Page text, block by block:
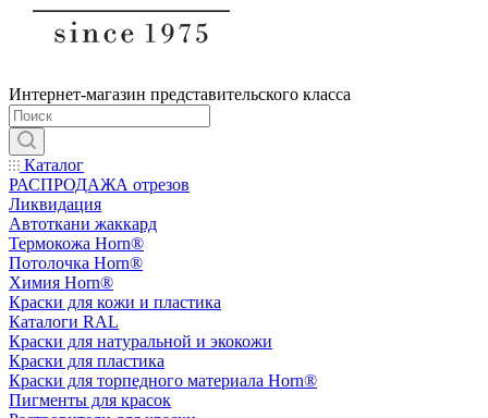
Интернет-магазин представительского класса
Каталог
РАСПРОДАЖА отрезов
Ликвидация
Автоткани жаккард
Термокожа Horn®
Потолочка Horn®
Химия Horn®
Краски для кожи и пластика
Каталоги RAL
Краски для натуральной и экокожи
Краски для пластика
Краски для торпедного материала Horn®
Пигменты для красок